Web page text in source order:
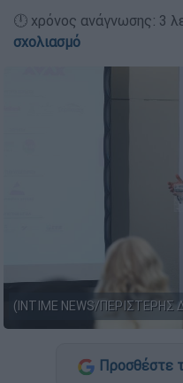
🕛 χρόνος ανάγνωσης:
σχολιασμό
(INTIME NEWS/
Προσθέστε